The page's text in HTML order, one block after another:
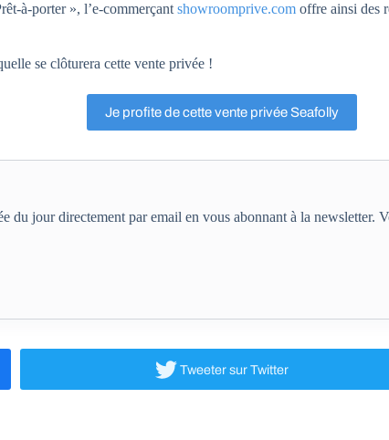
à-porter », l’e-commerçant showroomprive.com offre ainsi des
se clôturera cette vente privée !
Je profite de cette vente privée Seafolly
jour directement par email en vous abonnant à la newsletter.
Tweetersur Twitter